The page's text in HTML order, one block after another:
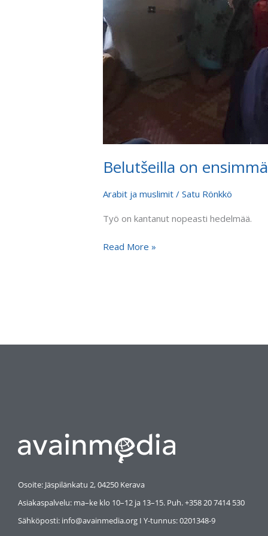
Belutšeilla on
Arabit ja muslimit /Satu Rönkkö
Työ on kantanut nopeasti hedelmää.
Read More »
Osoite: Jäspilänkatu 2, 04250 Kerava
Asiakaspalvelu: ma–ke klo 10–12 ja 13–15. Puh. +358 20 7414 530
Sähköposti: info@avainmedia.org I Y-tunnus:0201348-9